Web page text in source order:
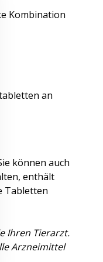
Kombination
an
können auch
enthält
Tabletten
Ihren Tierarzt.
Arzneimittel